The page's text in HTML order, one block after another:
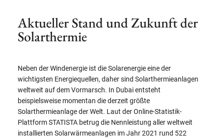
Aktueller Stand und Zukunft der
Solarthermie
Neben der Windenergie ist die Solarenergie eine der
wichtigsten Energiequellen, daher sind Solarthermieanlagen
weltweit auf dem Vormarsch. In Dubai entsteht
beispielsweise momentan die derzeit größte
Solarthermieanlage der Welt. Laut der Online-Statistik-
Plattform STATISTA betrug die Nennleistung aller weltweit
installierten Solarwärmeanlagen im Jahr 2021 rund 522